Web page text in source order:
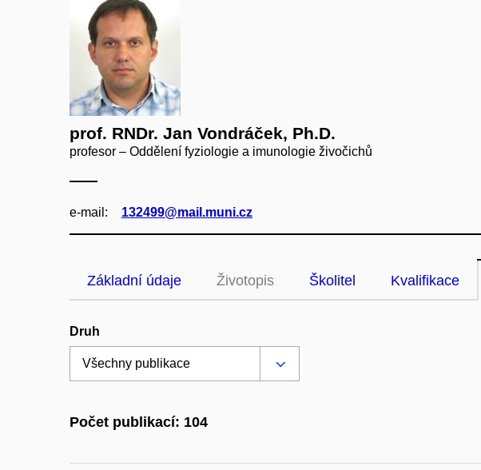
prof. RNDr. Jan Vondráček, Ph.D.
profesor – Oddělení fyziologie a imunologie živočichů
e‑mail: 132499@mail.muni.cz
Základní údaje Životopis Školitel Kvalifikace
Druh
Počet publikací: 104